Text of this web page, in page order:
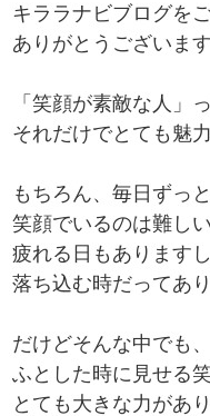
キララナビブログを
ありがとうございます
「笑顔が素敵な人」っ
それだけでとても魅
もちろん、毎日ずっと
笑顔でいるのは難しい
疲れる日もありますし
落ち込む時だってあり
だけどそんな中でも、
ふとした時に見せる
とても大きな力があ